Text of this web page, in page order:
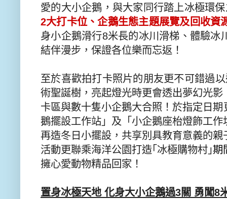
愛的大小企鵝， 與大家同行踏上冰極環
2大打卡位、企鵝生態主題展覽及回收資
身小企鵝滑行8米長的冰川滑梯、 體驗冰
結伴漫步， 保證各位樂而忘返！
至於喜歡拍打卡照片的朋友更不可錯過
術聖誕樹，亮起燈光時更會透出夢幻光影
卡區與數十隻小企鵝大合照！於指定日期
鵝擺設工作站」及「小企鵝座枱燈飾工作
再造冬日小擺設， 共享別具教育意義的
活動更聯乘海洋公園打造｢冰極購物村｣期
擁心愛動物精品回家！
置身冰極天地 化身大小企鵝過3關 勇闖8